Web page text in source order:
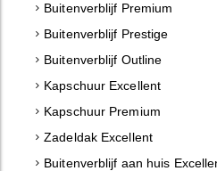
Buitenverblijf Premium
Buitenverblijf Prestige
Buitenverblijf Outline
Kapschuur Excellent
Kapschuur Premium
Zadeldak Excellent
Buitenverblijf aan huis